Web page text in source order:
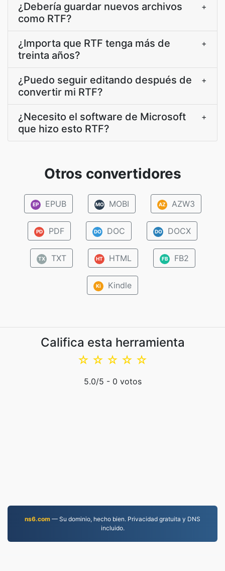
¿Debería guardar nuevos archivos
como RTF?
+
¿Importa que RTF tenga más de
treinta años?
+
¿Puedo seguir editando después de
convertir mi RTF?
+
¿Necesito el software de Microsoft
que hizo esto RTF?
+
Otros convertidores
EP EPUB MO MOBI AZ AZW3
PD PDF DO DOC DO DOCX
TX TXT HT HTML FB FB2
Ki Kindle
Califica esta herramienta
☆
☆
☆
☆
☆
5.0/5 - 0 votos
ns6.com — Su dominio, hecho bien. Privacidad gratuita y DNS
incluido.